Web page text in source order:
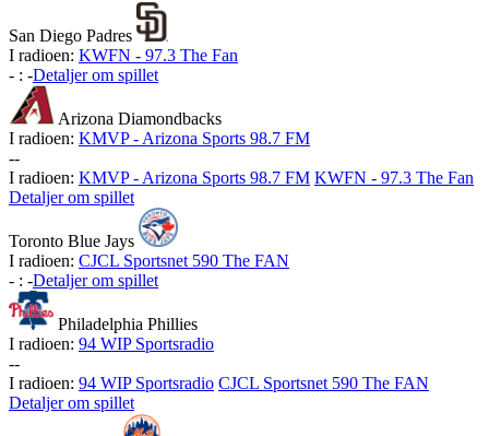
San Diego Padres
I radioen: KWFN - 97.3 The Fan
- : -Detaljer om spillet
Arizona Diamondbacks
I radioen: KMVP - Arizona Sports 98.7 FM
--
I radioen: KMVP - Arizona Sports 98.7 FM KWFN - 97.3 The Fan
Detaljer om spillet
Toronto Blue Jays
I radioen: CJCL Sportsnet 590 The FAN
- : -Detaljer om spillet
Philadelphia Phillies
I radioen: 94 WIP Sportsradio
--
I radioen: 94 WIP Sportsradio CJCL Sportsnet 590 The FAN
Detaljer om spillet